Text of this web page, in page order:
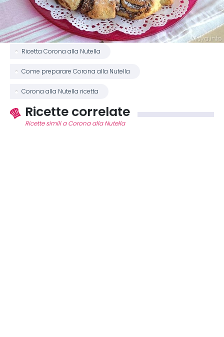
Ricetta Corona alla Nutella
Come preparare Corona alla Nutella
Corona alla Nutella ricetta
Ricette correlate
Ricette simili a Corona alla Nutella